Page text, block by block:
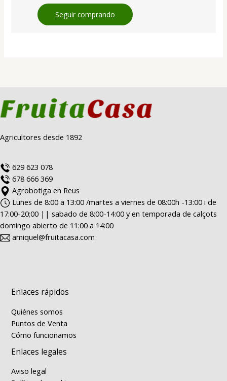
Seguir comprando
Agricultores desde 1892
629 623 078
678 666 369
Agrobotiga en Reus
Lunes de 8:00 a 13:00 /martes a viernes de 08:00h -13:00 i de
17:00-20;00 || sabado de 8:00-14:00 y en temporada de calçots
domingo abierto de 11:00 a 14:00
amiquel@fruitacasa.com
Enlaces rápidos
Quiénes somos
Puntos de Venta
Cómo funcionamos
Enlaces legales
Aviso legal